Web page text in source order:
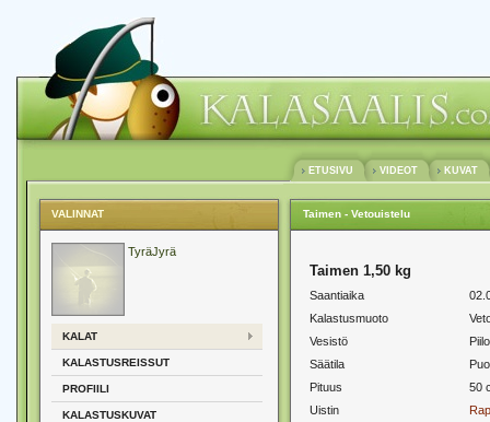
ETUSIVU VIDEOT KUVAT
VALINNAT
TyräJyrä
KALAT
KALASTUSREISSUT
PROFIILI
KALASTUSKUVAT
Taimen - Vetouistelu
Taimen 1,50 kg
Saantiaika
Kalastusmuoto
Vesistö
Säätila
Pituus
50
Uistin